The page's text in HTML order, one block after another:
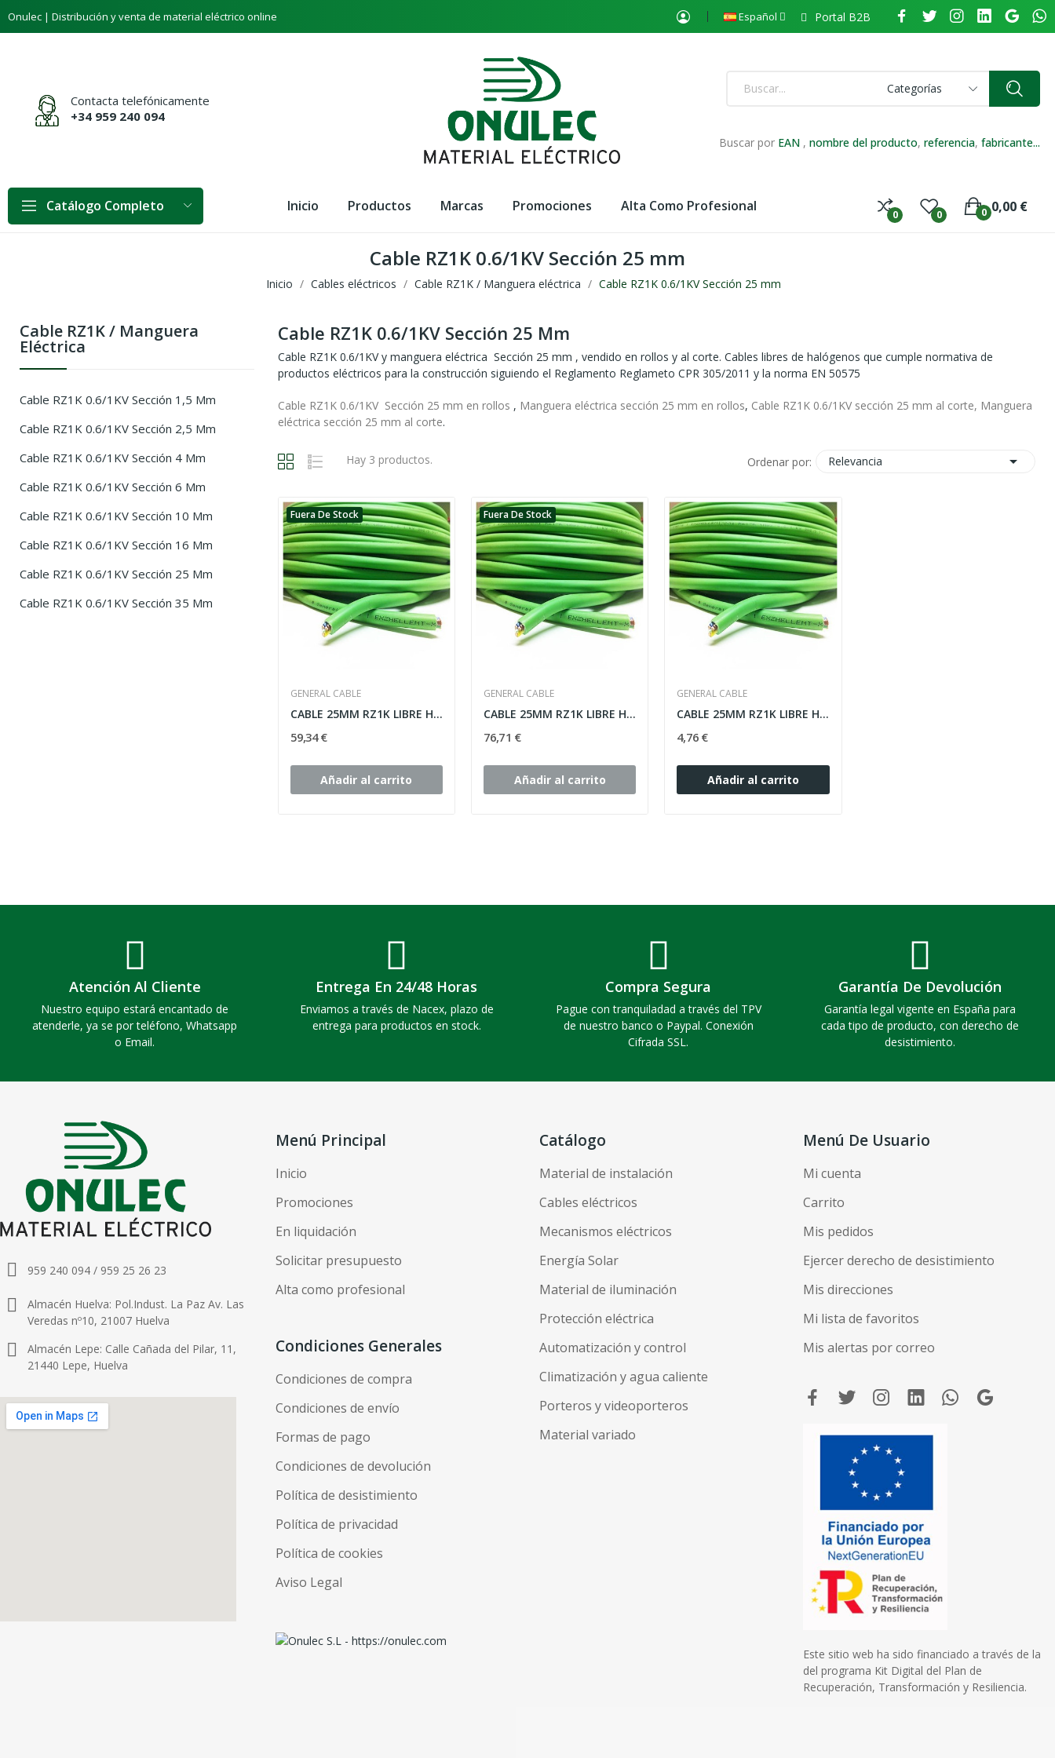
Onulec | Distribución y venta de material eléctrico online Español Portal B2B
Contacta telefónicamente
+34 959 240 094
Categorías
Buscar por EAN ,nombre del producto,referencia,fabricante...
Catálogo Completo Inicio Productos Marcas Promociones Alta Como Profesional
0 0 0,00 €
0
Cable RZ1K 0.6/1KV Sección 25 mm
Inicio Cables eléctricos Cable RZ1K / Manguera eléctrica Cable RZ1K 0.6/1KV Sección 25 mm
Cable RZ1K / Manguera
Eléctrica
Cable RZ1K 0.6/1KV Sección 1,5 Mm
Cable RZ1K 0.6/1KV Sección 2,5 Mm
Cable RZ1K 0.6/1KV Sección 4 Mm
Cable RZ1K 0.6/1KV Sección 6 Mm
Cable RZ1K 0.6/1KV Sección 10 Mm
Cable RZ1K 0.6/1KV Sección 16 Mm
Cable RZ1K 0.6/1KV Sección 25 Mm
Cable RZ1K 0.6/1KV Sección 35 Mm
Cable RZ1K 0.6/1KV Sección 25 Mm
Cable RZ1K 0.6/1KV y manguera eléctrica Sección 25 mm , vendido en rollos y al corte. Cables libres de halógenos que cumple normativa de
productos eléctricos para la construcción siguiendo el Reglamento Reglameto CPR 305/2011 y la norma EN 50575
Cable RZ1K 0.6/1KV Sección 25 mm en rollos , Manguera eléctrica sección 25 mm en rollos, Cable RZ1K 0.6/1KVsección 25 mm al corte, Manguera
eléctrica sección 25 mm al corte.
Hay 3 productos. Ordenar por: Relevancia 
Fuera De Stock
GENERAL CABLE
CABLE 25MM RZ1K LIBRE HALOGENOS 1 KV 4 CONDUCTORES
59,34 €
Añadir al carrito
Fuera De Stock
GENERAL CABLE
CABLE 25MM RZ1K LIBRE HALOGENOS 1 KV 5 CONDUCTORES
76,71 €
Añadir al carrito
GENERAL CABLE
CABLE 25MM RZ1K LIBRE HALOGENOS 1 KV 1 CONDUCTOR
4,76 €
Añadir al carrito
Atención Al Cliente
Nuestro equipo estará encantado de
atenderle, ya se por teléfono, Whatsapp
o Email.
Entrega En 24/48 Horas
Enviamos a través de Nacex, plazo de
entrega para productos en stock.
Compra Segura
Pague con tranquiladad a través del TPV
de nuestro banco o Paypal. Conexión
Cifrada SSL.
Garantía De Devolución
Garantía legal vigente en España para
cada tipo de producto, con derecho de
desistimiento.
959 240 094 / 959 25 26 23
Almacén Huelva: Pol.Indust. La Paz Av. Las
Veredas nº10, 21007 Huelva
Almacén Lepe: Calle Cañada del Pilar, 11,
21440 Lepe, Huelva
Menú Principal
Inicio
Promociones
En liquidación
Solicitar presupuesto
Alta como profesional
Condiciones Generales
Condiciones de compra
Condiciones de envío
Formas de pago
Condiciones de devolución
Política de desistimiento
Política de privacidad
Política de cookies
Aviso Legal
Catálogo
Material de instalación
Cables eléctricos
Mecanismos eléctricos
Energía Solar
Material de iluminación
Protección eléctrica
Automatización y control
Climatización y agua caliente
Porteros y videoporteros
Material variado
Menú De Usuario
Mi cuenta
Carrito
Mis pedidos
Ejercer derecho de desistimiento
Mis direcciones
Mi lista de favoritos
Mis alertas por correo
Este sitio web ha sido financiado a través de la
del programa Kit Digital del Plan de
Recuperación, Transformación y Resiliencia.